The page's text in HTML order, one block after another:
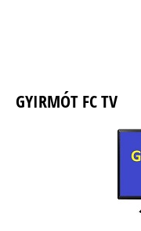
GYIRMÓT FC TV